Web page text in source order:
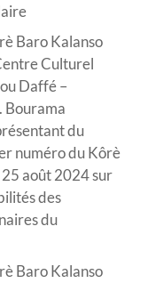
Baro Kalanso
Culturel
Daffé –
Bourama
du
numéro du Kôrè
août 2024 sur
des
du
Baro Kalanso